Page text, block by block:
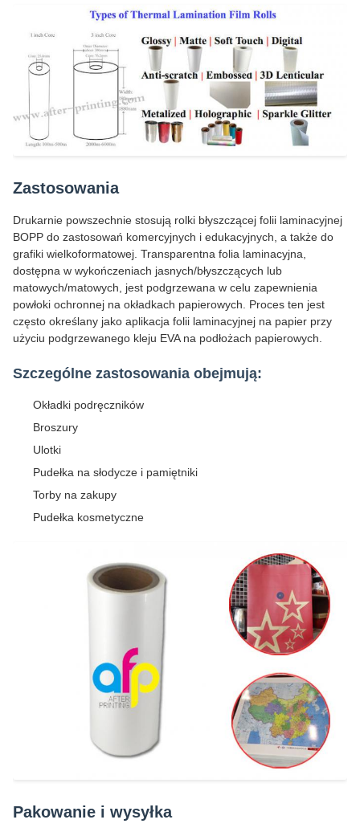
Zastosowania
Drukarnie powszechnie stosują rolki błyszczącej folii laminacyjnej
BOPP do zastosowań komercyjnych i edukacyjnych, a także do
grafiki wielkoformatowej. Transparentna folia laminacyjna,
dostępna w wykończeniach jasnych/błyszczących lub
matowych/matowych, jest podgrzewana w celu zapewnienia
powłoki ochronnej na okładkach papierowych. Proces ten jest
często określany jako aplikacja folii laminacyjnej na papier przy
użyciu podgrzewanego kleju EVA na podłożach papierowych.
Szczególne zastosowania obejmują:
Okładki podręczników
Broszury
Ulotki
Pudełka na słodycze i pamiętniki
Torby na zakupy
Pudełka kosmetyczne
Pakowanie i wysyłka